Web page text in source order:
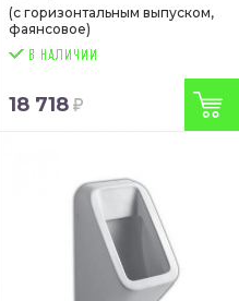
(с горизонтальным выпуском,
фаянсовое)
18 718